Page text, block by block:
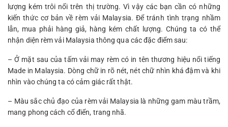
lượng kém trôi nổi trên thị trường. Vì vậy các bạn cần có những
kiến thức cơ bản về rèm vải Malaysia. Để tránh tình trạng nhầm
lẫn, mua phải hàng giả, hàng kém chất lượng. Chúng ta có thể
nhận diện rèm vải Malaysia thông qua các đặc điểm sau:
– Ở mặt sau của tấm vải may rèm có in tên thương hiệu nổi tiếng
Made in Malaysia. Dòng chữ in rõ nét, nét chữ nhìn khá đậm và khi
nhìn vào chúng ta có cảm giác rất thật.
– Màu sắc chủ đạo của rèm vải Malaysia là những gam màu trầm,
mang phong cách cổ điển, trang nhã.